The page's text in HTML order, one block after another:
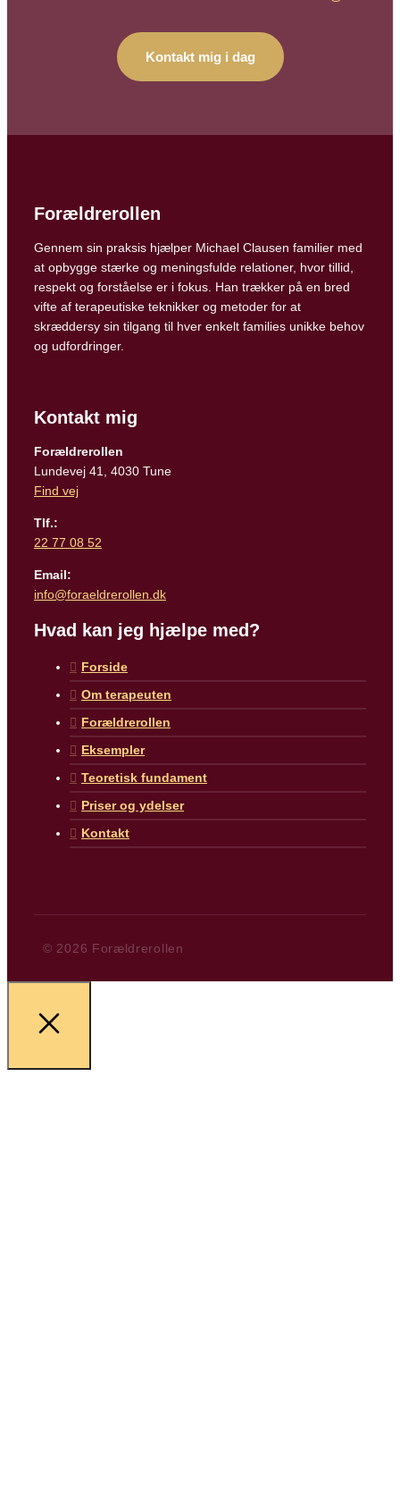
Kontakt mig i dag
Forældrerollen
Gennem sin praksis hjælper Michael Clausen familier med
at opbygge stærke og meningsfulde relationer, hvor tillid,
respekt og forståelse er i fokus. Han trækker på en bred
vifte af terapeutiske teknikker og metoder for at
skræddersy sin tilgang til hver enkelt families unikke behov
og udfordringer.
Kontakt mig
Forældrerollen
Lundevej 41, 4030 Tune
Find vej
Tlf.:
22 77 08 52
Email:
info@foraeldrerollen.dk
Hvad kan jeg hjælpe med?
Forside
Om terapeuten
Forældrerollen
Eksempler
Teoretisk fundament
Priser og ydelser
Kontakt
© 2026 Forældrerollen